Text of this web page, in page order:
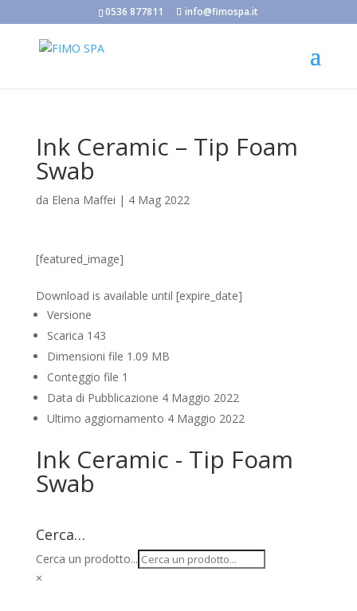
0536 877811 info@fimospa.it
Ink Ceramic – Tip Foam
Swab
da Elena Maffei | 4 Mag 2022
[featured_image]
Download is available until [expire_date]
Versione
Scarica 143
Dimensioni file 1.09 MB
Conteggio file 1
Data di Pubblicazione 4 Maggio 2022
Ultimo aggiornamento 4 Maggio 2022
Ink Ceramic - Tip Foam
Swab
Cerca…
Cerca un prodotto...
×